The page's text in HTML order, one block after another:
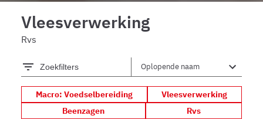
Vleesverwerking
Rvs
Zoekfilters
Macro: Voedselbereiding
Vleesverwerking
Beenzagen
Rvs